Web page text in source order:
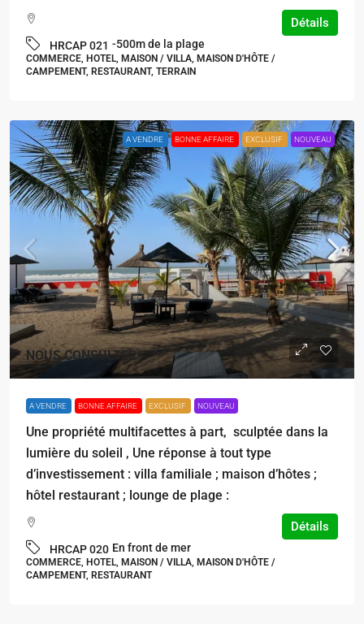
HRCAP 021 -500m de la plage
COMMERCE, HOTEL, MAISON / VILLA, MAISON D'HÔTE /
CAMPEMENT, RESTAURANT, TERRAIN
Détails
A VENDRE BONNE AFFAIRE EXCLUSIF NOUVEAU
NOUS CONSULTER
A VENDRE BONNE AFFAIRE EXCLUSIF NOUVEAU
Une propriété multifacettes à part, sculptée dans la
lumière du soleil , Une réponse à tout type
d’investissement : villa familiale ; maison d’hôtes ;
hôtel restaurant ; lounge de plage :
HRCAP 020 En front de mer
COMMERCE, HOTEL, MAISON / VILLA, MAISON D'HÔTE /
CAMPEMENT, RESTAURANT
Détails